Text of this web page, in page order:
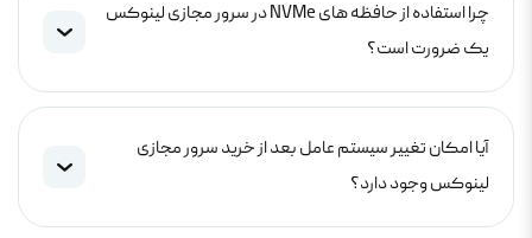
چرا استفاده از حافظه های NVMe در سرور مجازی لینوکس
یک ضرورت است؟
آیا امکان تغییر سیستم عامل بعد از خرید سرور مجازی
لینوکس وجود دارد؟